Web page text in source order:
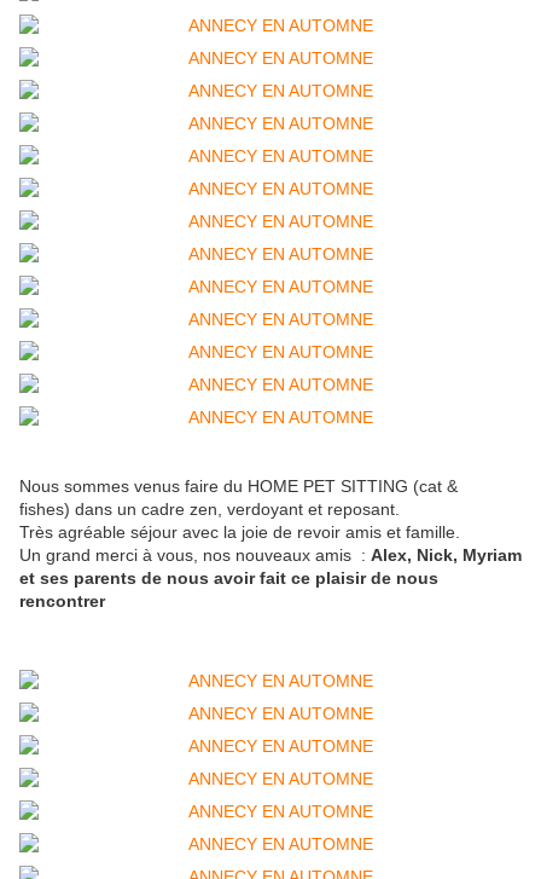
Nous sommes venus faire du HOME PET SITTING (cat &
fishes) dans un cadre zen, verdoyant et reposant.
Très agréable séjour avec la joie de revoir amis et famille.
Un grand merci à vous, nos nouveaux amis : Alex, Nick, Myriam
et ses parents de nous avoir fait ce plaisir de nous
rencontrer